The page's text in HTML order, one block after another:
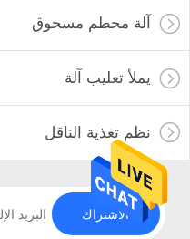
آلة محطم مسحوق
يملأ تعليب آلة
نظم تغذية الناقل
الاشتراك